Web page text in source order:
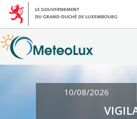
10/08/2026